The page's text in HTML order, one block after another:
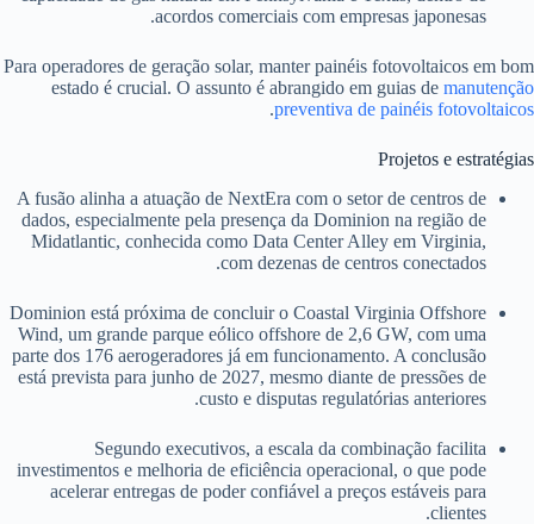
acordos comerciais com empresas japonesas.
Para operadores de geração solar, manter painéis fotovoltaicos em bom
estado é crucial. O assunto é abrangido em guias de manutenção
preventiva de painéis fotovoltaicos
.
Projetos e estratégias
A fusão alinha a atuação de NextEra com o setor de centros de
dados, especialmente pela presença da Dominion na região de
Midatlantic, conhecida como Data Center Alley em Virginia,
com dezenas de centros conectados.
Dominion está próxima de concluir o Coastal Virginia Offshore
Wind, um grande parque eólico offshore de 2,6 GW, com uma
parte dos 176 aerogeradores já em funcionamento. A conclusão
está prevista para junho de 2027, mesmo diante de pressões de
custo e disputas regulatórias anteriores.
Segundo executivos, a escala da combinação facilita
investimentos e melhoria de eficiência operacional, o que pode
acelerar entregas de poder confiável a preços estáveis para
clientes.